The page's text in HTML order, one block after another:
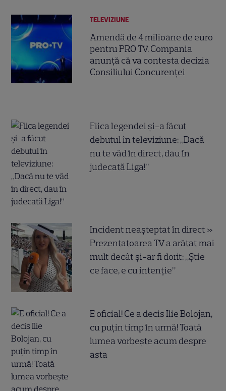
TELEVIZIUNE
Amendă de 4 milioane de euro
pentru PRO TV. Compania
anunță că va contesta decizia
Consiliului Concurenței
Fiica legendei și-a făcut
debutul în televiziune: „Dacă
nu te văd în direct, dau în
judecată Liga!”
Incident neașteptat în direct »
Prezentatoarea TV a arătat mai
mult decât și-ar fi dorit: „Știe
ce face, e cu intenție”
E oficial! Ce a decis Ilie Bolojan,
cu puțin timp în urmă! Toată
lumea vorbește acum despre
asta